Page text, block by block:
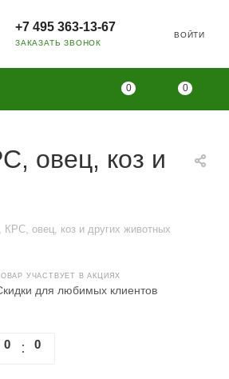
+7 495 363-13-67
ЗАКАЗАТЬ ЗВОНОК
ВОЙТИ
0 0
овец, коз и
овец, коз и других животных
УЧАСТВУЕТ В АКЦИЯХ
для любимых клиентов
0 0